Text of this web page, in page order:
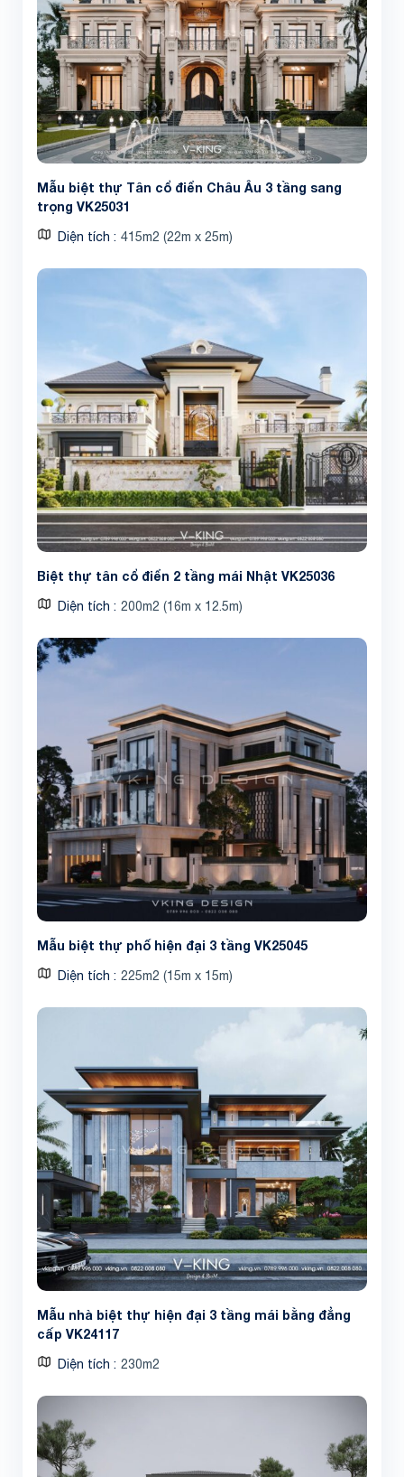
Mẫu biệt thự Tân cổ điển Châu Âu 3 tầng sang
trọng VK25031
Diện tích 415m2 (22m x 25m)
Biệt thự tân cổ điển 2 tầng mái Nhật VK25036
Diện tích 200m2 (16m x 12.5m)
Mẫu biệt thự phố hiện đại 3 tầng VK25045
Diện tích 225m2 (15m x 15m)
Mẫu nhà biệt thự hiện đại 3 tầng mái bằng đẳng
cấp VK24117
Diện tích 230m2